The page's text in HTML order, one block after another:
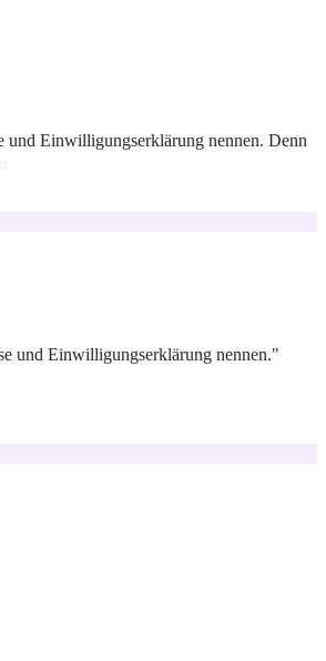
und Einwilligungserklärung nennen. Denn
und Einwilligungserklärung nennen."